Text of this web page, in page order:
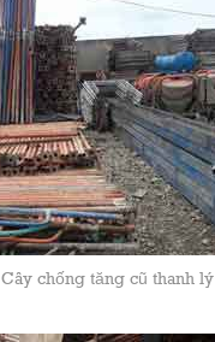
Cây chống tăng cũ thanh lý